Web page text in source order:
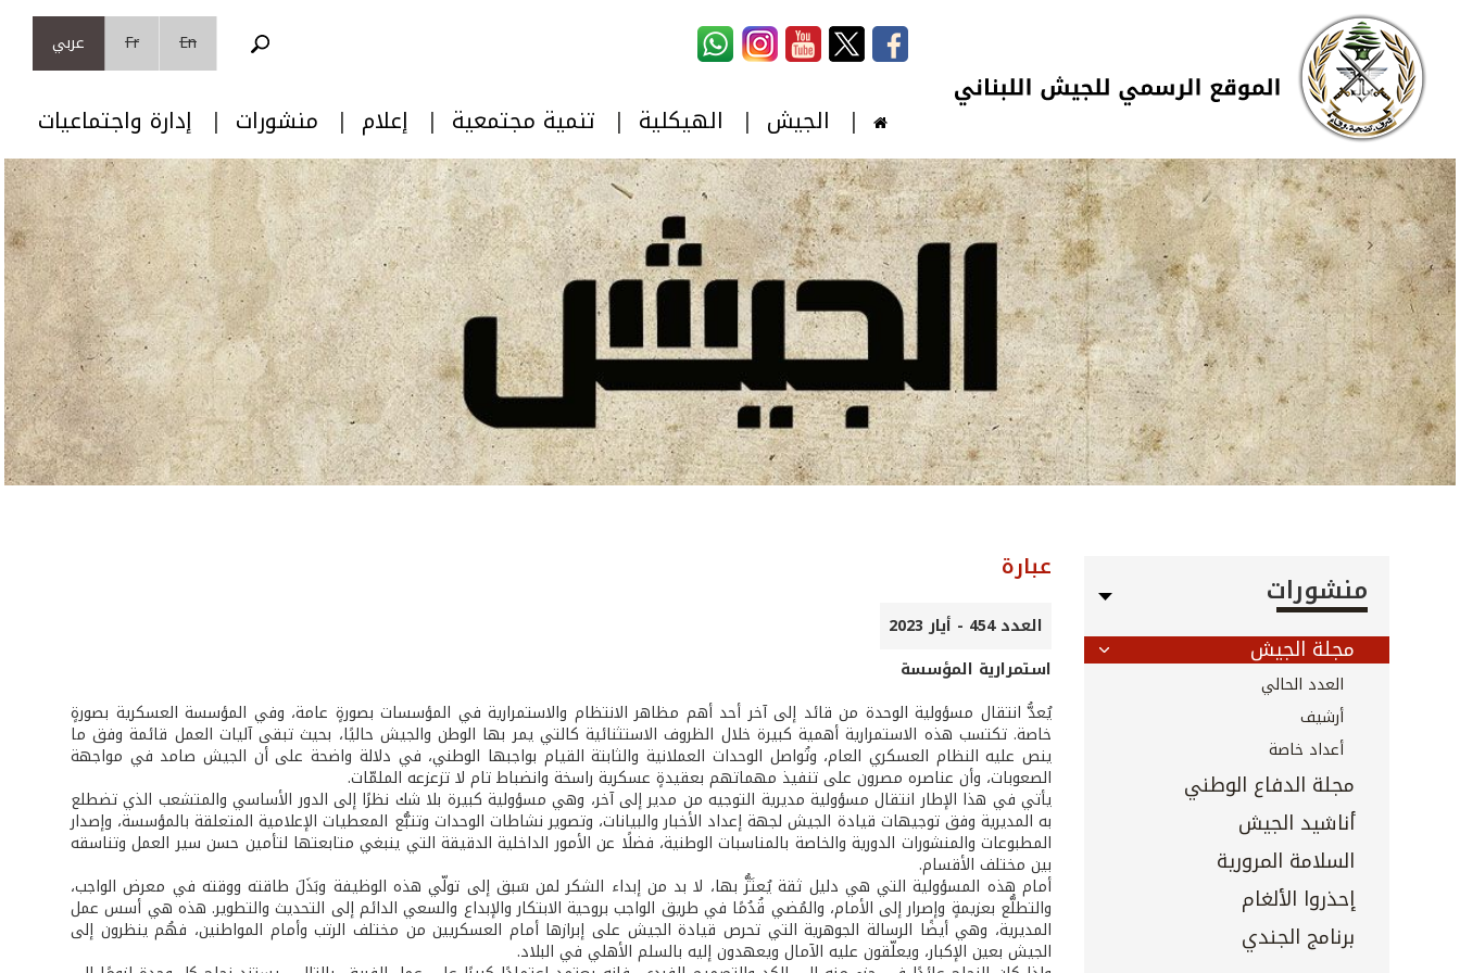
تجاوز إلى المحتوى الرئيسي
Skip to navigation
En
Fr عربي
الجيش الهيكلية تنمية مجتمعية إعلام منشورات إدارة واجتماعيات
منشورات
مجلة الجيش
العدد الحالي
أرشيف
أعداد خاصة
مجلة الدفاع الوطني
أناشيد الجيش
السلامة المرورية
إحذروا الألغام
برنامج الجندي
عبارة
العدد 454 - أيار 2023
استمرارية المؤسسة
يُعدُّ انتقال مسؤولية الوحدة من قائد إلى آخر أحد أهم مظاهر الانتظام والاستمرارية في المؤسسات بصورةٍ عامة، وفي المؤسسة العسكرية بصورةٍ
خاصة. تكتسب هذه الاستمرارية أهمية كبيرة خلال الظروف الاستثنائية كالتي يمر بها الوطن والجيش حاليًا، بحيث تبقى آليات العمل قائمة وفق ما
ينص عليه النظام العسكري العام، وتُواصل الوحدات العملانية والثابتة القيام بواجبها الوطني، في دلالة واضحة على أن الجيش صامد في مواجهة
الصعوبات، وأن عناصره مصرون على تنفيذ مهماتهم بعقيدةٍ عسكرية راسخة وانضباط تام لا تزعزعه الملمّات.
يأتي في هذا الإطار انتقال مسؤولية مديرية التوجيه من مدير إلى آخر، وهي مسؤولية كبيرة بلا شك نظرًا إلى الدور الأساسي والمتشعب الذي تضطلع
به المديرية وفق توجيهات قيادة الجيش لجهة إعداد الأخبار والبيانات، وتصوير نشاطات الوحدات وتتبُّع المعطيات الإعلامية المتعلقة بالمؤسسة، وإصدار
المطبوعات والمنشورات الدورية والخاصة بالمناسبات الوطنية، فضلًا عن الأمور الداخلية الدقيقة التي ينبغي متابعتها لتأمين حسن سير العمل وتناسقه
بين مختلف الأقسام.
أمام هذه المسؤولية التي هي دليل ثقة يُعتَزُّ بها، لا بد من إبداء الشكر لمن سَبق إلى تولّي هذه الوظيفة وبَذَلَ طاقته ووقته في معرض الواجب،
والتطلُّع بعزيمةٍ وإصرار إلى الأمام، والمُضي قُدُمًا في طريق الواجب بروحية الابتكار والإبداع والسعي الدائم إلى التحديث والتطوير. هذه هي أسس عمل
المديرية، وهي أيضًا الرسالة الجوهرية التي تحرص قيادة الجيش على إبرازها أمام العسكريين من مختلف الرتب وأمام المواطنين، فهُم ينظرون إلى
الجيش بعين الإكبار، ويعلّقون عليه الآمال ويعهدون إليه بالسلم الأهلي في البلاد.